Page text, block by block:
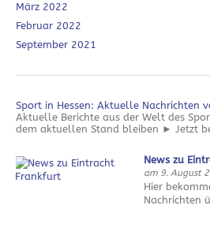
März 2022
Februar 2022
September 2021
Sport in Hessen: Aktuelle Nachrichten
Aktuelle Berichte aus der Welt des
dem aktuellen Stand bleiben ► Jetzt
News zu
am 9. August
Hier
Nachrichten